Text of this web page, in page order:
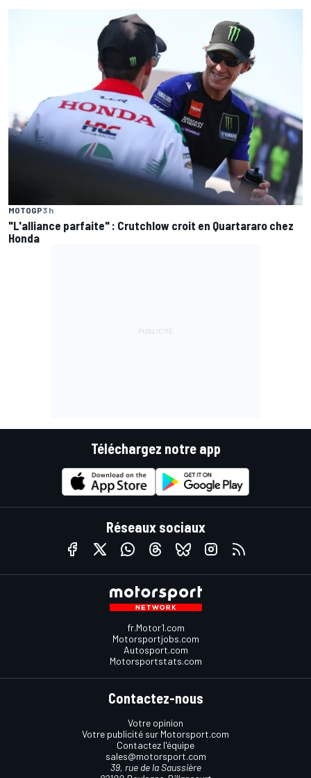
MOTOGP3 h
"L'alliance parfaite" : Crutchlow croit en Quartararo chez
Honda
Téléchargez notre app
Réseaux sociaux
fr.Motor1.com
Motorsportjobs.com
Autosport.com
Motorsportstats.com
Contactez-nous
Votre opinion
Votre publicité sur Motorsport.com
Contactez l'équipe
sales@motorsport.com
39, rue de la Saussière